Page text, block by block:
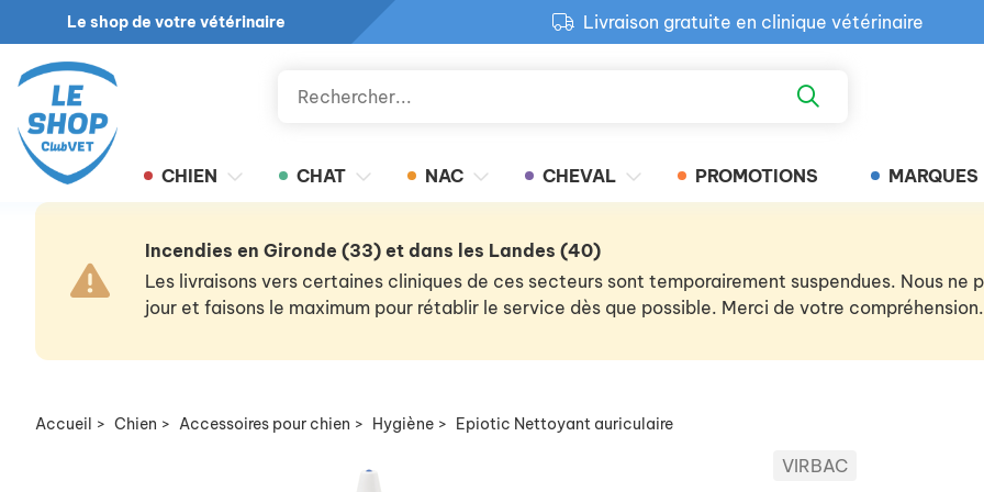
Le shop de votre vétérinaire
Livraison gratuite en clinique vétérinaire
Retour produit gratuit en clinique
CHIEN
CHAT NAC CHEVAL PROMOTIONS MARQUES
Incendies en Gironde (33) et dans les Landes (40)
Les livraisons vers certaines cliniques de ces secteurs sont temporairement suspendues. Nous ne
jour et faisons le maximum pour rétablir le service dès que possible. Merci de votre compréhension.
Accueil > Chien > Accessoires pour chien > Hygiène > Epiotic Nettoyant auriculaire
VIRBAC